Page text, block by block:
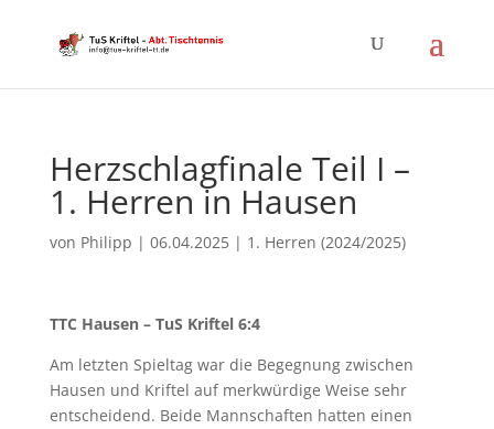
Herzschlagfinale Teil I –
1. Herren in Hausen
von Philipp | 06.04.2025| 1. Herren (2024/2025)
TTC Hausen – TuS Kriftel 6:4
Am letzten Spieltag war die Begegnung zwischen
Hausen und Kriftel auf merkwürdige Weise sehr
entscheidend. Beide Mannschaften hatten einen